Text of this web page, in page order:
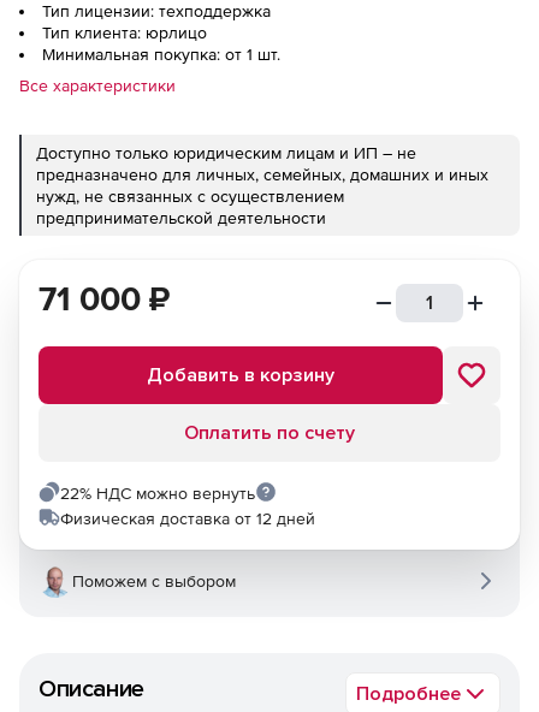
Тип лицензии: техподдержка
Тип клиента: юрлицо
Минимальная покупка: от 1 шт.
Все характеристики
Доступно только юридическим лицам и ИП – не
предназначено для личных, семейных, домашних и иных
нужд, не связанных с осуществлением
предпринимательской деятельности
Описание Подробнее
71 000 ₽
Добавить в корзину
Оплатить по счету
22% НДС можно вернуть
Физическая доставка от 12 дней
Поможем с выбором